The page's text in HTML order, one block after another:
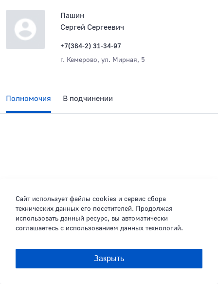
Сайт использует файлы cookies и сервис сбора
технических данных его посетителей. Продолжая
использовать данный ресурс, вы автоматически
соглашаетесь с использованием данных технологий.
Закрыть
Пашин
Сергей Сергеевич
+7(384-2) 31-34-97
г. Кемерово, ул. Мирная, 5
Полномочия В подчинении
Поделиться